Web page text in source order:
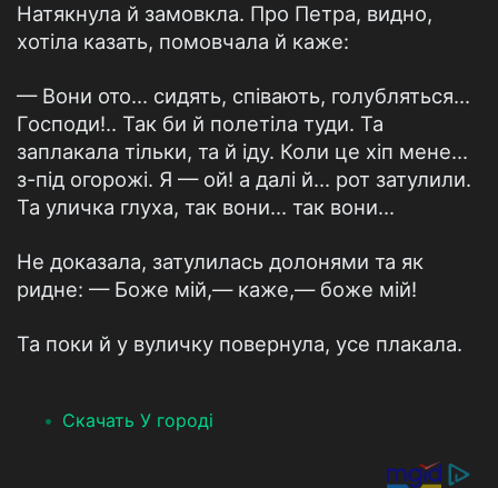
Натякнула й замовкла. Про Петра, видно,
хотіла казать, помовчала й каже:
— Вони ото... сидять, співають, голубляться...
Господи!.. Так би й полетіла туди. Та
заплакала тільки, та й іду. Коли це хіп мене...
з-під огорожі. Я — ой! а далі й... рот затулили.
Та уличка глуха, так вони... так вони...
Не доказала, затулилась долонями та як
ридне: — Боже мій,— каже,— боже мій!
Та поки й у вуличку повернула, усе плакала.
Скачать У городі